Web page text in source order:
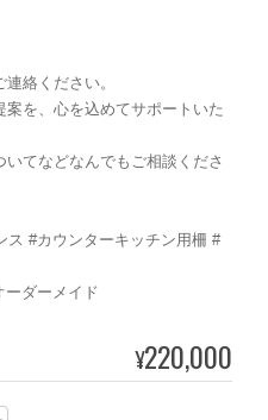
絡ください。
案を、心を込めてサポートいた
いてなどなんでもご相談くださ
ス #カウンターキッチン用柵 #
ダーメイド
¥220,000